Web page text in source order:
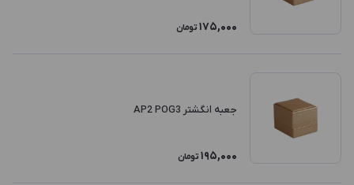
175,000 تومان
جعبه انگشتر AP2 POG3
195,000 تومان